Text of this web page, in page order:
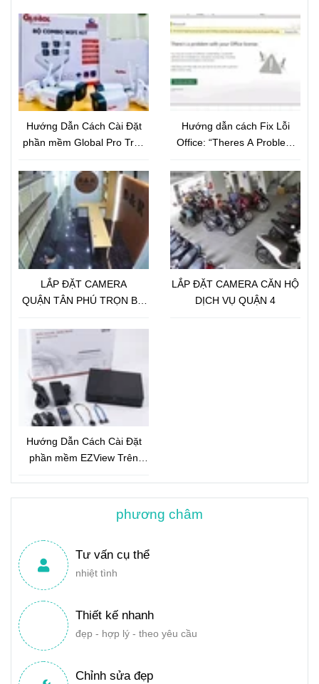
Hướng Dẫn Cách Cài Đặt
phần mềm Global Pro Trên
Hướng dẫn cách Fix Lỗi
Office: “Theres A Problem
LẮP ĐẶT CAMERA
QUẬN TÂN PHÚ TRỌN BỘ
Megapixel
LẮP ĐẶT CAMERA CĂN HỘ
DỊCH VỤ QUẬN 4
Hướng Dẫn Cách Cài Đặt
phần mềm EZView Trên
phương châm
Tư vấn cụ thể
nhiệt tình
Thiết kế nhanh
đẹp - hợp lý - theo yêu cầu
Chỉnh sửa đẹp